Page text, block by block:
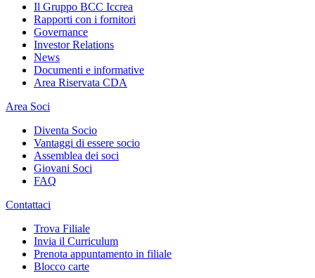
Il Gruppo BCC Iccrea
Rapporti con i fornitori
Governance
Investor Relations
News
Documenti e informative
Area Riservata CDA
Area Soci
Diventa Socio
Vantaggi di essere socio
Assemblea dei soci
Giovani Soci
FAQ
Contattaci
Trova Filiale
Invia il Curriculum
Prenota appuntamento in filiale
Blocco carte